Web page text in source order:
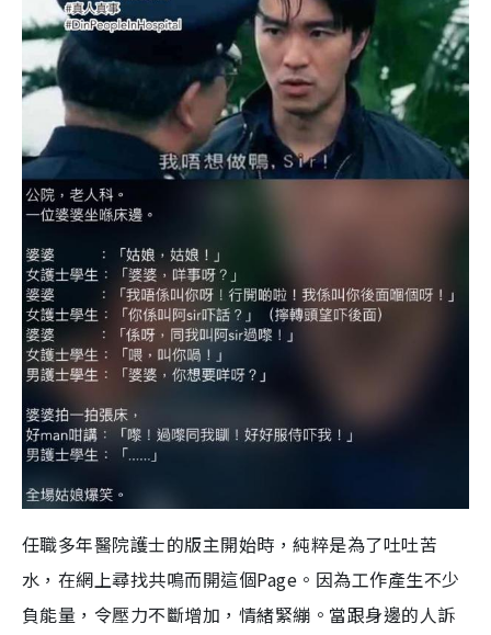
任職多年醫院護士的版主開始時，純粹是為了吐吐苦
水，在網上尋找共鳴而開這個Page。因為工作產生不少
負能量，令壓力不斷增加，情緒緊繃。當跟身邊的人訴